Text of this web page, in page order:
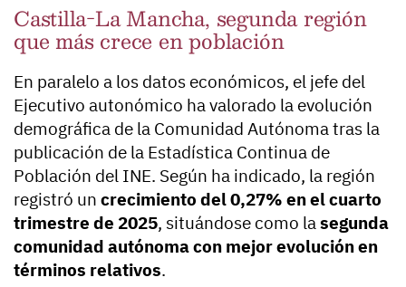
Castilla-La Mancha, segunda región
que más crece en población
En paralelo a los datos económicos, el jefe del
Ejecutivo autonómico ha valorado la evolución
demográfica de la Comunidad Autónoma tras la
publicación de la Estadística Continua de
Población del INE. Según ha indicado, la región
registró un crecimiento del 0,27% en el cuarto
trimestre de 2025, situándose como lasegunda
comunidad autónoma con mejor evolución en
términos relativos.